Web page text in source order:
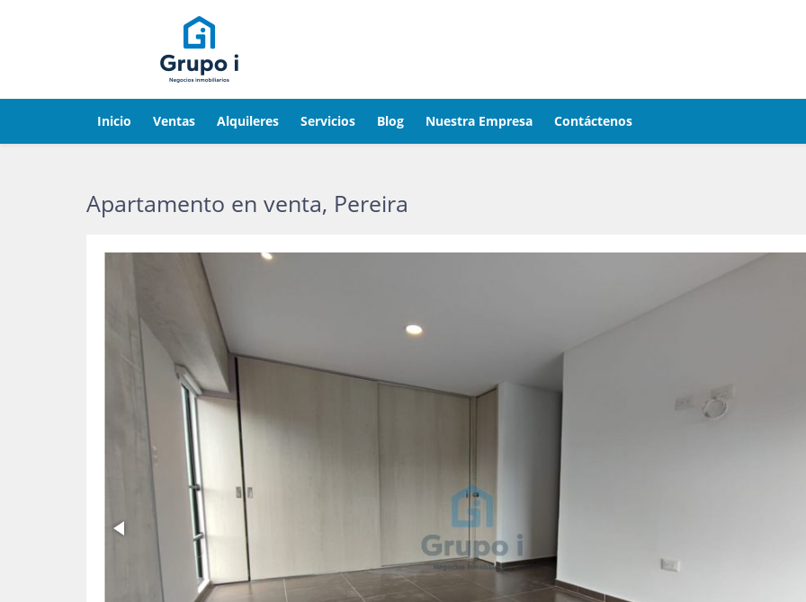
Inicio Ventas Alquileres Servicios Blog Nuestra Empresa Contáctenos
Apartamento en venta, Pereira